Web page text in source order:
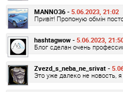
MANNO36 - 5.06.2023, 21:02
Привіт! Пропоную обмін
hashtagwow - 5.06.2023,
Блог сделан очень
Zvezd_s_neba_ne_srivat -
Это уже далеко не новость,